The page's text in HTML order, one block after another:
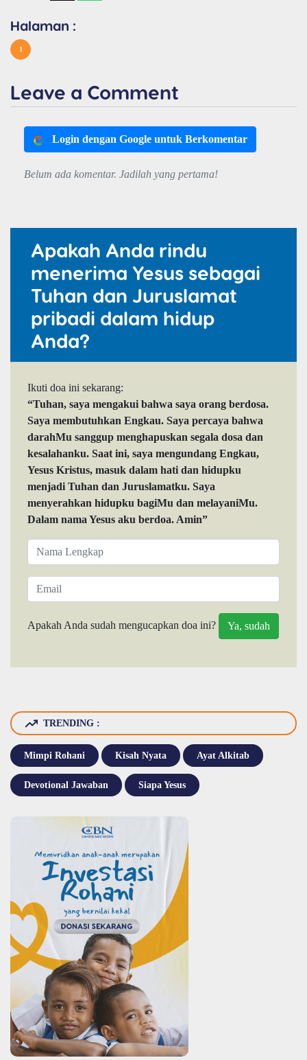
Halaman :
1
Leave a Comment
Login dengan Google untuk Berkomentar
Belum ada komentar. Jadilah yang pertama!
Apakah Anda rindu
menerima Yesus sebagai
Tuhan dan Juruslamat
pribadi dalam hidup
Anda?
Ikuti doa ini sekarang:
“Tuhan, saya mengakui bahwa saya orang berdosa.
Saya membutuhkan Engkau. Saya percaya bahwa
darahMu sanggup menghapuskan segala dosa dan
kesalahanku. Saat ini, saya mengundang Engkau,
Yesus Kristus, masuk dalam hati dan hidupku
menjadi Tuhan dan Juruslamatku. Saya
menyerahkan hidupku bagiMu dan melayaniMu.
Dalam nama Yesus aku berdoa. Amin”
Apakah Anda sudah mengucapkan doa ini?
TRENDING :
Mimpi Rohani Kisah Nyata Ayat Alkitab
Devotional Jawaban Siapa Yesus